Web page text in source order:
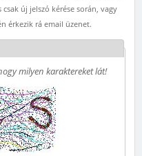
új jelszó kérése során, vagy
érkezik rá email üzenet.
milyen karaktereket lát!